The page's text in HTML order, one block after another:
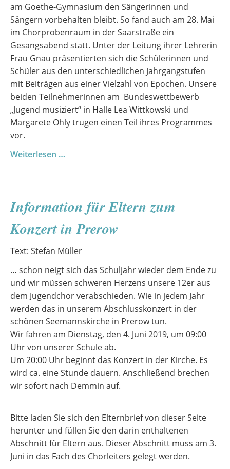
am Goethe-Gymnasium den Sängerinnen und
Sängern vorbehalten bleibt. So fand auch am 28. Mai
im Chorprobenraum in der Saarstraße ein
Gesangsabend statt. Unter der Leitung ihrer Lehrerin
Frau Gnau präsentierten sich die Schülerinnen und
Schüler aus den unterschiedlichen Jahrgangstufen
mit Beiträgen aus einer Vielzahl von Epochen. Unsere
beiden Teilnehmerinnen am Bundeswettbewerb
„Jugend musiziert“ in Halle Lea Wittkowski und
Margarete Ohly trugen einen Teil ihres Programmes
vor.
Weiterlesen …
Information für Eltern zum
Konzert in Prerow
Text: Stefan Müller
… schon neigt sich das Schuljahr wieder dem Ende zu
und wir müssen schweren Herzens unsere 12er aus
dem Jugendchor verabschieden. Wie in jedem Jahr
werden das in unserem Abschlusskonzert in der
schönen Seemannskirche in Prerow tun.
Wir fahren am Dienstag, den 4. Juni 2019, um 09:00
Uhr von unserer Schule ab.
Um 20:00 Uhr beginnt das Konzert in der Kirche. Es
wird ca. eine Stunde dauern. Anschließend brechen
wir sofort nach Demmin auf.
Bitte laden Sie sich den Elternbrief von dieser Seite
herunter und füllen Sie den darin enthaltenen
Abschnitt für Eltern aus. Dieser Abschnitt muss am 3.
Juni in das Fach des Chorleiters gelegt werden.